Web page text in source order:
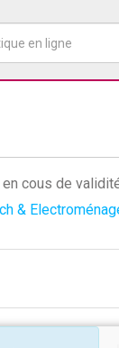
cous de
&